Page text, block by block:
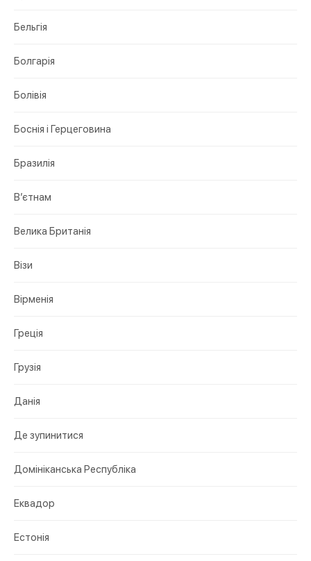
Бельгія
Болгарія
Болівія
Боснія і Герцеговина
Бразилія
В’єтнам
Велика Британія
Візи
Вірменія
Греція
Грузія
Данія
Де зупинитися
Домініканська Республіка
Еквадор
Естонія